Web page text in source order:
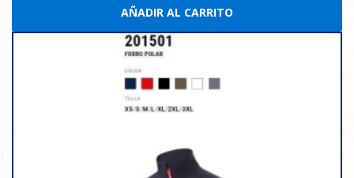
AÑADIR AL CARRITO